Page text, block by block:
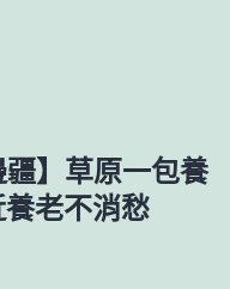
疆】草原一包養
老不消愁